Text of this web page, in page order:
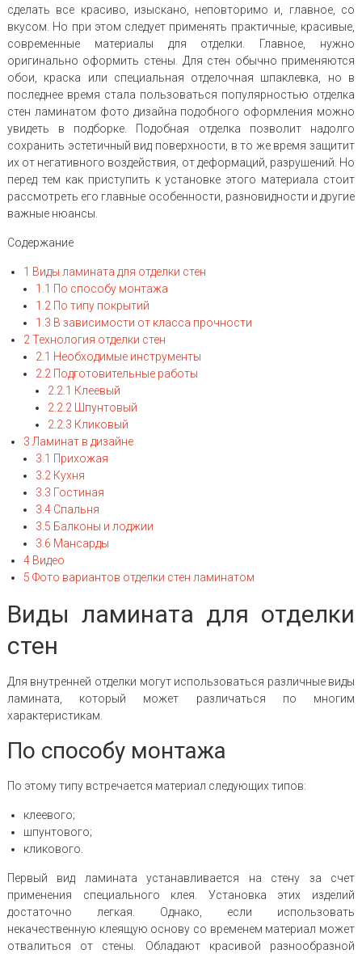
сделать все красиво, изыскано, неповторимо и, главное, со
вкусом. Но при этом следует применять практичные, красивые,
современные материалы для отделки. Главное, нужно
оригинально оформить стены. Для стен обычно применяются
обои, краска или специальная отделочная шпаклевка, но в
последнее время стала пользоваться популярностью отделка
стен ламинатом фото дизайна подобного оформления можно
увидеть в подборке. Подобная отделка позволит надолго
сохранить эстетичный вид поверхности, в то же время защитит
их от негативного воздействия, от деформаций, разрушений. Но
перед тем как приступить к установке этого материала стоит
рассмотреть его главные особенности, разновидности и другие
важные нюансы.
Содержание
1 Виды ламината для отделки стен
1.1 По способу монтажа
1.2 По типу покрытий
1.3 В зависимости от класса прочности
2 Технология отделки стен
2.1 Необходимые инструменты
2.2 Подготовительные работы
2.2.1 Клеевый
2.2.2 Шпунтовый
2.2.3 Кликовый
3 Ламинат в дизайне
3.1 Прихожая
3.2 Кухня
3.3 Гостиная
3.4Спальня
3.5 Балконы и лоджии
3.6 Мансарды
4Видео
5 Фото вариантов отделки стен ламинатом
Виды ламината для отделки
стен
Для внутренней отделки могут использоваться различные виды
ламината, который может различаться по многим
характеристикам.
По способу монтажа
По этому типу встречается материал следующих типов:
клеевого;
шпунтового;
кликового.
Первый вид ламината устанавливается на стену за счет
применения специального клея. Установка этих изделий
достаточно легкая. Однако, если использовать
некачественную клеящую основу со временем материал может
отвалиться от стены. Обладают красивой разнообразной